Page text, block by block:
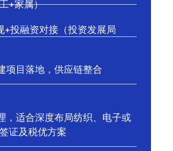
+家属）
+投融资对接（投资发展局
项目落地，供应链整合
，适合深度布局纺织、电子或
证及税优方案